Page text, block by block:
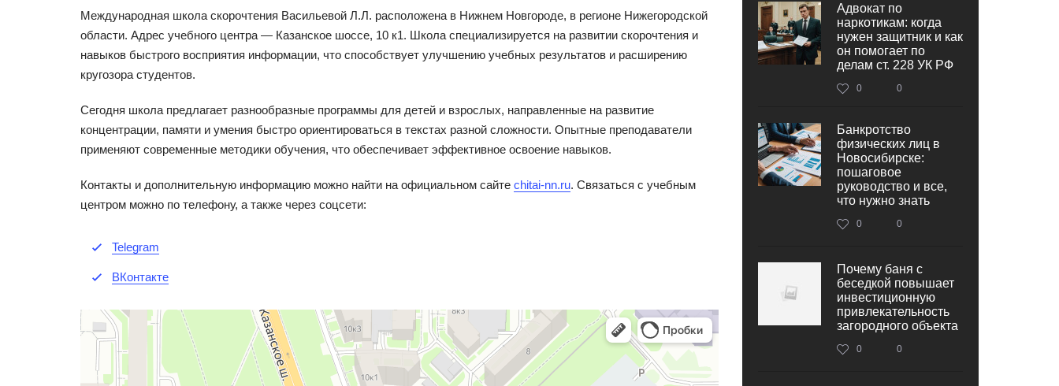
Международная школа скорочтения Васильевой Л.Л. расположена в Нижнем Новгороде, в регионе Нижегородской
области. Адрес учебного центра — Казанское шоссе, 10 к1. Школа специализируется на развитии скорочтения и
навыков быстрого восприятия информации, что способствует улучшению учебных результатов и расширению
кругозора студентов.
Сегодня школа предлагает разнообразные программы для детей и взрослых, направленные на развитие
концентрации, памяти и умения быстро ориентироваться в текстах разной сложности. Опытные преподаватели
применяют современные методики обучения, что обеспечивает эффективное освоение навыков.
Контакты и дополнительную информацию можно найти на официальном сайте chitai-nn.ru. Связаться с учебным
центром можно по телефону, а также через соцсети:
Telegram
ВКонтакте
Адвокат по
наркотикам: когда
нужен защитник и как
он помогает по
делам ст. 228 УК РФ
0 0
Банкротство
физических лиц в
Новосибирске:
пошаговое
руководство и все,
что нужно знать
0 0
Почему баня с
беседкой повышает
инвестиционную
привлекательность
загородного объекта
0 0